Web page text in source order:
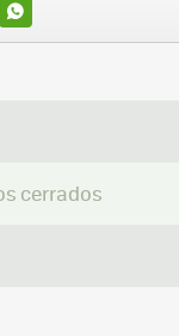
WHATSAPP
cerrados